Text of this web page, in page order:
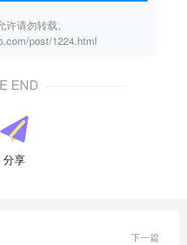
请勿转载。
post/1224.html
END
分享
下一篇